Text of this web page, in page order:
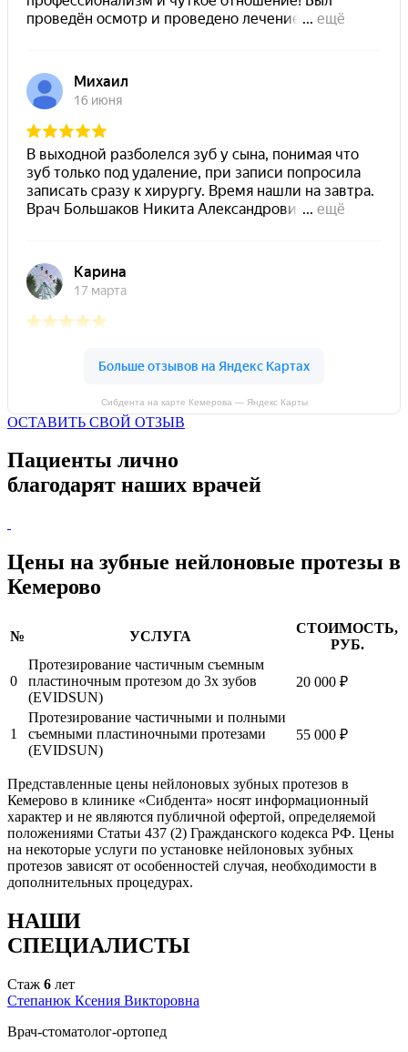
Сибдента на карте Кемерова — Яндекс Карты
ОСТАВИТЬ СВОЙ ОТЗЫВ
Пациенты лично
благодарят наших врачей
Цены на зубные нейлоновые протезы в
Кемерово
№ УСЛУГА
СТОИМОСТЬ,
РУБ.
0
Протезирование частичным съемным
пластиночным протезом до 3х зубов
(EVIDSUN)
20 000 ₽
1
Протезирование частичными и полными
съемными пластиночными протезами
(EVIDSUN)
55 000 ₽
Представленные цены нейлоновых зубных протезов в
Кемерово в клинике «Сибдента» носят информационный
характер и не являются публичной офертой, определяемой
положениями Статьи 437 (2) Гражданского кодекса РФ. Цены
на некоторые услуги по установке нейлоновых зубных
протезов зависят от особенностей случая, необходимости в
дополнительных процедурах.
НАШИ
СПЕЦИАЛИСТЫ
Стаж 6 лет
Степанюк Ксения Викторовна
Врач-стоматолог-ортопед